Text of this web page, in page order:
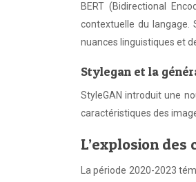
BERT (Bidirectional
contextuelle du langage.
nuances linguistiques et
Stylegan et la
StyleGAN introduit une
caractéristiques des
L’explosion des
La période 2020-2023